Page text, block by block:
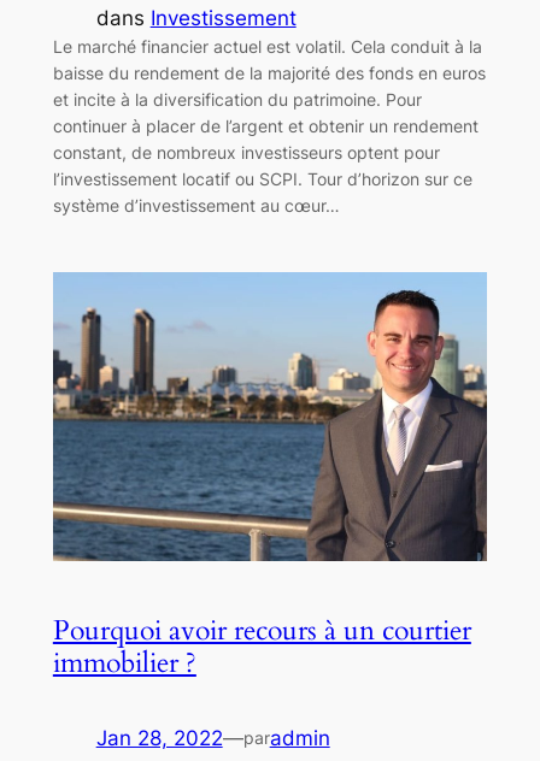
dans Investissement
Le marché financier actuel est volatil. Cela conduit à la
baisse du rendement de la majorité des fonds en euros
et incite à la diversification du patrimoine. Pour
continuer à placer de l’argent et obtenir un rendement
constant, de nombreux investisseurs optent pour
l’investissement locatif ou SCPI. Tour d’horizon sur ce
système d’investissement au cœur…
Pourquoi avoir recours à un courtier
immobilier ?
Jan 28, 2022—paradmin